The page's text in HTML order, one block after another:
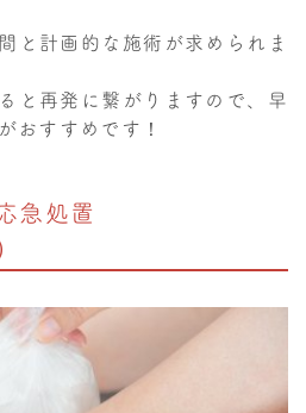
と計画的な施術が求められま
と再発に繋がりますので、早
おすすめです！
急処置